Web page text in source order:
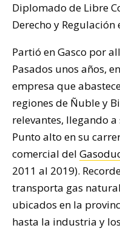
Diplomado de Libre
Derecho y Regulación
Partió en Gasco por
Pasados unos años,
empresa que
regiones de Ñuble y
relevantes, llegando
Punto alto en su
comercial del
2011 al 2019).
transporta gas
ubicados en la
hasta la industria y